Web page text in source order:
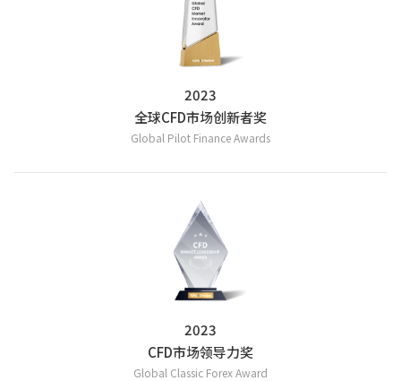
2023
全球CFD市场创新者奖
Global Pilot Finance Awards
2023
CFD市场领导力奖
Global Classic Forex Award